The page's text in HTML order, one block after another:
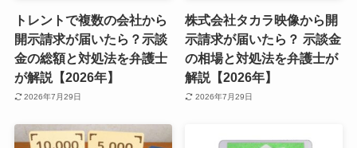
トレントで複数の会社から
開示請求が届いたら？示談
金の総額と対処法を弁護士
が解説【2026年】
2026年7月29日
株式会社タカラ映像から開
示請求が届いたら？ 示談金
の相場と対処法を弁護士が
解説【2026年】
2026年7月29日